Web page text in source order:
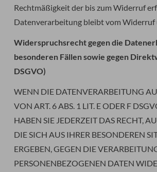
Rechtmäßigkeit der bis zum Widerruf
Datenverarbeitung bleibt vom
Widerspruchsrecht gegen die
besonderen Fällen sowie gegen
DSGVO)
WENN DIE DATENVERARBEITUNG
VON ART. 6 ABS. 1 LIT. E ODER F
HABEN SIE JEDERZEIT DAS RECHT,
DIE SICH AUS IHRER BESONDEREN
ERGEBEN, GEGEN DIE
PERSONENBEZOGENEN DATEN